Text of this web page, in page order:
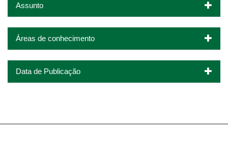
Assunto
Áreas de conhecimento
Data de Publicação